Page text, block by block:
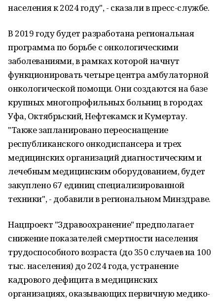
населения к 2024 году", - сказали в пресс-службе.
В 2019 году будет разработана региональная
программа по борьбе с онкологическими
заболеваниями, в рамках которой начнут
функционировать четыре центра амбулаторной
онкологической помощи. Они создаются на базе
крупных многопрофильных больниц в городах
Уфа, Октябрьский, Нефтекамск и Кумертау.
"Также запланировано переоснащение
республиканского онкодиспансера и трех
медицинских организаций диагностическим и
лечебным медицинским оборудованием, будет
закуплено 67 единиц специализированной
техники", - добавили в региональном Минздраве.
Нацпроект "Здравоохранение" предполагает
снижение показателей смертности населения
трудоспособного возраста (до 350 случаев на 100
тыс. населения) до 2024 года, устранение
кадрового дефицита в медицинских
организациях, оказывающих первичную медико-